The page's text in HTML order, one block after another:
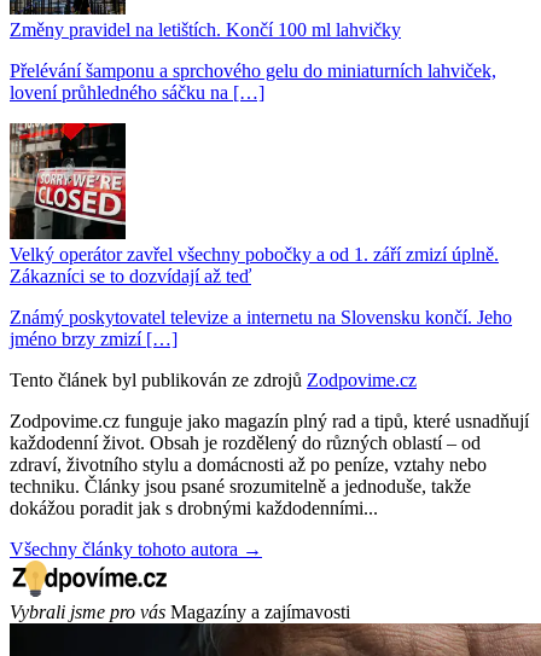
Změny pravidel na letištích. Končí 100 ml lahvičky
Přelévání šamponu a sprchového gelu do miniaturních lahviček,
lovení průhledného sáčku na […]
Velký operátor zavřel všechny pobočky a od 1. září zmizí úplně.
Zákazníci se to dozvídají až teď
Známý poskytovatel televize a internetu na Slovensku končí. Jeho
jméno brzy zmizí […]
Tento článek byl publikován ze zdrojů Zodpovime.cz
Zodpovime.cz funguje jako magazín plný rad a tipů, které usnadňují
každodenní život. Obsah je rozdělený do různých oblastí – od
zdraví, životního stylu a domácnosti až po peníze, vztahy nebo
techniku. Články jsou psané srozumitelně a jednoduše, takže
dokážou poradit jak s drobnými každodenními...
Všechny články tohoto autora →
Vybrali jsme pro vás Magazíny a zajímavosti